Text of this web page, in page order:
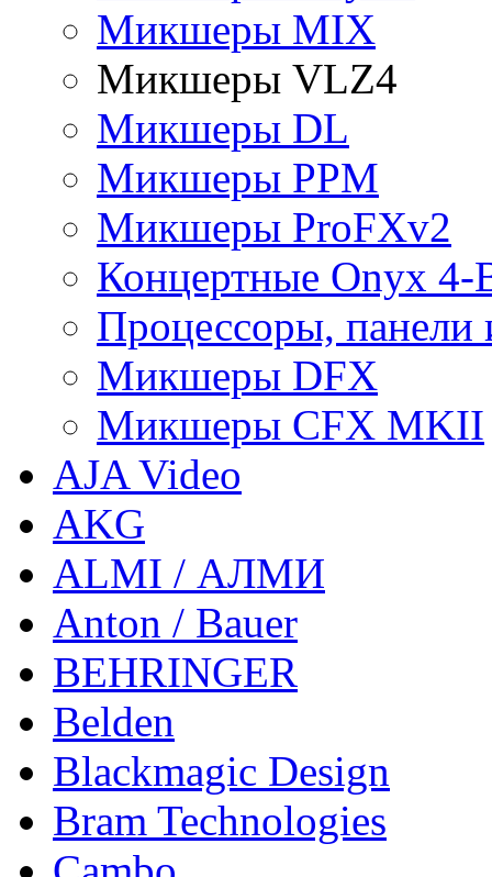
Микшеры MIX
Микшеры VLZ4
Микшеры DL
Микшеры PPM
Микшеры ProFXv2
Концертные Onyx 4-
Процессоры, панели
Микшеры DFX
Микшеры CFX MKII
AJA Video
AKG
ALMI / АЛМИ
Anton / Bauer
BEHRINGER
Belden
Blackmagic Design
Bram Technologies